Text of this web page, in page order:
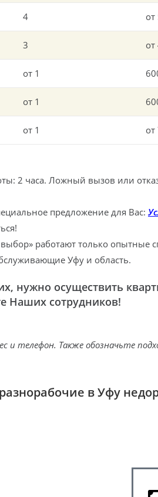
4 от
3 от
от 1
от 1
от 1 от
2 часа. Ложный вызов или
предложение для Вас:
работают только опытные
Уфу и область.
нужно осуществить
Наших сотрудников!
и телефон. Также обозначьте
в Уфу